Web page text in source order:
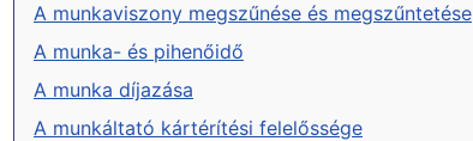
A munkaviszony megszűnése és megszűntetése
A munka- és pihenőidő
A munka díjazása
A munkáltató kártérítési felelőssége